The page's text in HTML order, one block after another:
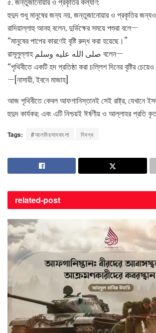
হুদুদ শুধু মানুষের জন্য নয়, জন্তুজানোয়ার ও প্রকৃতির
রাদিয়াল্লাহু আনহু বলেন, দুর্ভিক্ষের সময়ে পশুরা বলে—
“মানুষের পাপের কারণেই বৃষ্টি রুদ্ধ করা হয়েছে।”
রাসূলুল্লাহ صلى الله عليه وسلم বলেন—
“পৃথিবীতে একটি হদ প্রতিষ্ঠা করা চল্লিশ দিনের বৃষ্টির
—[নাসায়ী, ইবনে মাজাহ]
আজ পৃথিবীতে কেবল আফগানিস্তানই সেই রাষ্ট্র, যেখানে
হুদুদ কার্যকর; এবং এটি নিশ্চয়ই ঈর্ষণীয় ও আল্লাহর প্রতি
Tags: #আলমিরসাদবাংলা নিবন্ধ
related-post